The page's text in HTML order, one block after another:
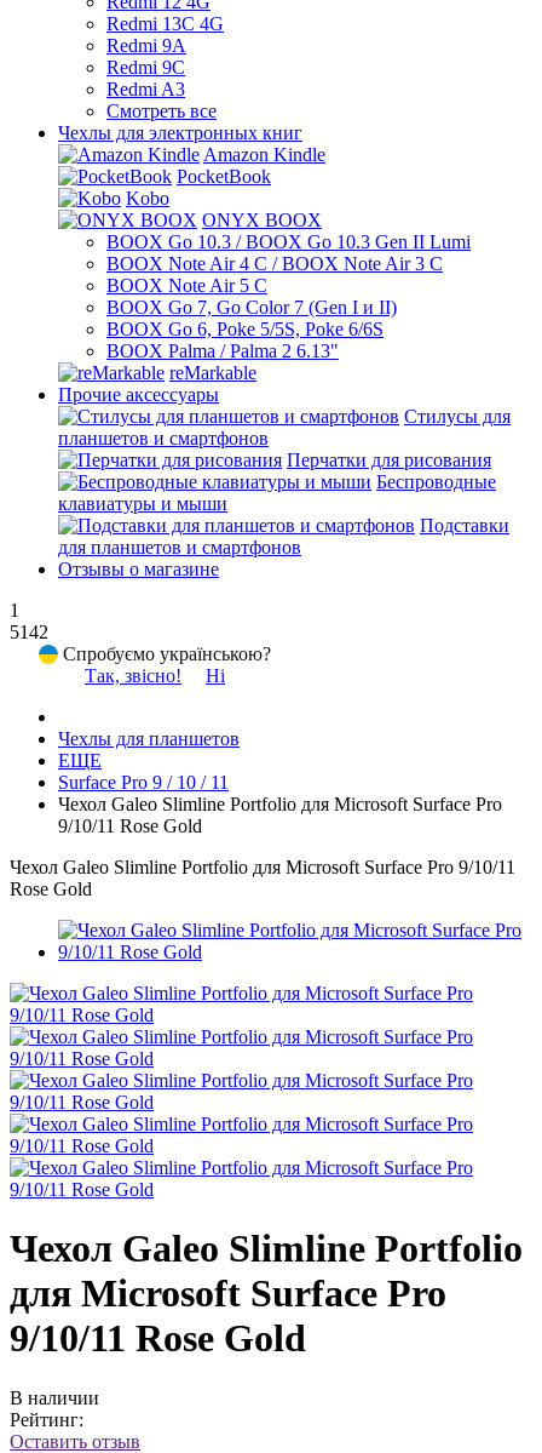
Redmi 13C 4G
Redmi 9A
Redmi 9C
Redmi A3
Смотреть все
Чехлы для электронных книг
Amazon Kindle
PocketBook
Kobo
ONYX BOOX
BOOX Go 10.3 / BOOX Go 10.3 Gen II Lumi
BOOX Note Air 4 C / BOOX Note Air 3 C
BOOX Note Air 5 C
BOOX Go 7, Go Color 7 (Gen I и II)
BOOX Go 6, Poke 5/5S, Poke 6/6S
BOOX Palma / Palma 2 6.13"
reMarkable
Прочие аксессуары
Стилусы для
планшетов и смартфонов
Перчатки для рисования
Беспроводные
клавиатуры и мыши
Подставки
для планшетов и смартфонов
Отзывы о магазине
1
5142
Спробуємо українською?
Так, звісно!
Ні
Чехлы для планшетов
ЕЩЕ
Surface Pro 9 / 10 / 11
Чехол Galeo Slimline Portfolio для Microsoft Surface Pro
9/10/11 Rose Gold
Чехол Galeo Slimline Portfolio для Microsoft Surface Pro 9/10/11
Rose Gold
Чехол Galeo Slimline Portfolio
для Microsoft Surface Pro
9/10/11 Rose Gold
В наличии
Рейтинг:
Оставить отзыв